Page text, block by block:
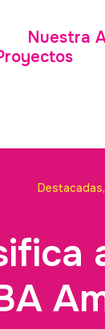
Nuestra
Destacadas,